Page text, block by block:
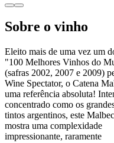
Sobre o vinho
Eleito mais de uma vez um
"100 Melhores Vinhos do
(safras 2002, 2007 e 2009)
Wine Spectator, o Catena
uma referência absoluta!
concentrado como os
tintos argentinos, este Malbec
mostra uma complexidade
impressionante, raramente